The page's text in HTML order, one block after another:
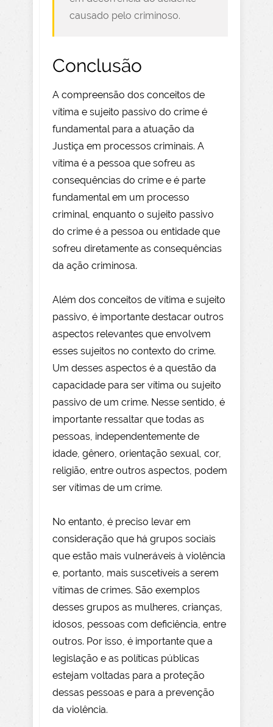
causado pelo criminoso.
Conclusão
A compreensão dos conceitos de
vítima e sujeito passivo do crime é
fundamental para a atuação da
Justiça em processos criminais. A
vítima é a pessoa que sofreu as
consequências do crime e é parte
fundamental em um processo
criminal, enquanto o sujeito passivo
do crime é a pessoa ou entidade que
sofreu diretamente as consequências
da ação criminosa.
Além dos conceitos de vítima e sujeito
passivo, é importante destacar outros
aspectos relevantes que envolvem
esses sujeitos no contexto do crime.
Um desses aspectos é a questão da
capacidade para ser vítima ou sujeito
passivo de um crime. Nesse sentido, é
importante ressaltar que todas as
pessoas, independentemente de
idade, gênero, orientação sexual, cor,
religião, entre outros aspectos, podem
ser vítimas de um crime.
No entanto, é preciso levar em
consideração que há grupos sociais
que estão mais vulneráveis à violência
e, portanto, mais suscetíveis a serem
vítimas de crimes. São exemplos
desses grupos as mulheres, crianças,
idosos, pessoas com deficiência, entre
outros. Por isso, é importante que a
legislação e as políticas públicas
estejam voltadas para a proteção
dessas pessoas e para a prevenção
da violência.